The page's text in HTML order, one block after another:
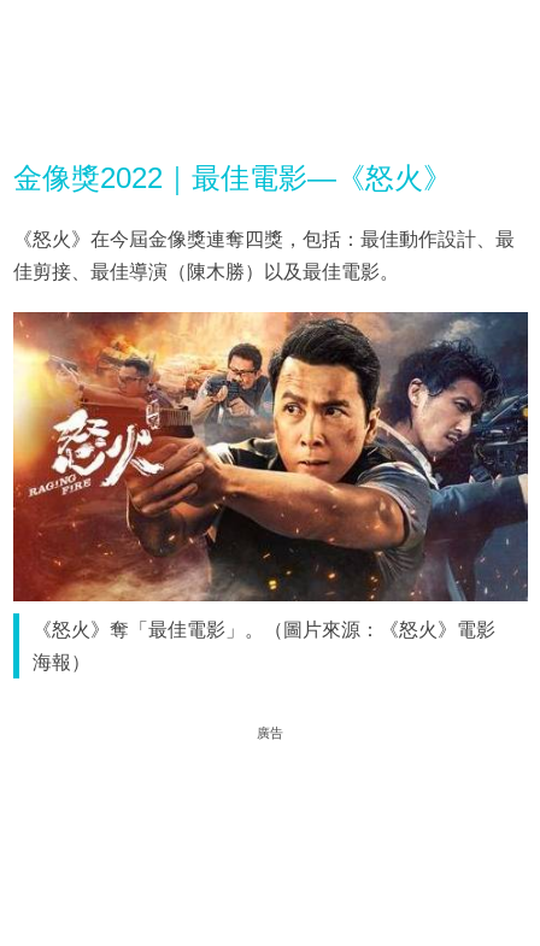
金像獎2022｜最佳電影—《怒火》
《怒火》在今屆金像獎連奪四獎，包括：最佳動作設計、最
佳剪接、最佳導演（陳木勝）以及最佳電影。
《怒火》奪「最佳電影」。（圖片來源：《怒火》電影
海報）
廣告